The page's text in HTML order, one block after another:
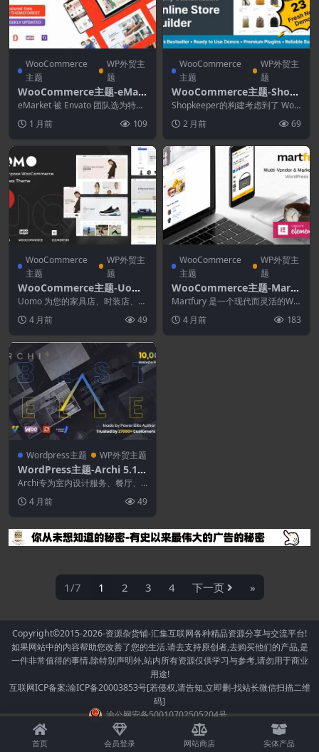
WooCommerce
主题
WP外贸主
题
WooCommerce主题-eMar
ket 8.2.3–多用途WooCom
merce主题
eMarket 被 Envato 团队选为特色
年...1 月前 109
WooCommerce
主题
WP外贸主
题
WooCommerce主题-Shop
keeper 8.6.0–多用途WooC
ommerce商店生成器
Shopkeeper的构建考虑到了 Wor
客...2 月前 69
WooCommerce
主题
WP外贸主
题
WooCommerce主题-Uom
o 2.0.36–多用途WooComm
erce WordPress主题
Uomo 为您的家具店、时装店、家
化妆品店、运动和...
4 月前 49
WooCommerce
主题
WP外贸主
题
WooCommerce主题-Martf
ury 3.3.9–WooCommerce
市场WordPress主题
Martfury 是一个现代而灵活的Wo
4 月前 183
Wordpress主题 WP外贸主题
WordPress主题-Archi 5.1.7
–室内设计WordPress主题
Archi专为室内设计服务、餐厅、
主卧室设计等。 ...
4 月前 49
1/7 1 2 3 4 下一页 »
Copyright©2015-2026-资源杂货铺-汇集互联网各种精品资源分享与交流平台!
如果网站中的内容帮助您改善了您的生活.请去支持原创者,去购买他们的产品,是
一件非常值得的事情.除特别声明外,站内所有资源仅供学习与参考,请勿用于商业
用途!
互联网ICP备案:渝ICP备20003853号[若侵权,请告知,立即删-找站长微信扫描二维
码]
渝公网安备50010702505204号
首页 会员登录 网站商店 实体产品